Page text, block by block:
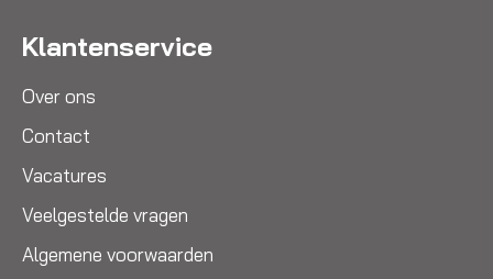
Klantenservice
Over ons
Contact
Vacatures
Veelgestelde vragen
Algemene voorwaarden